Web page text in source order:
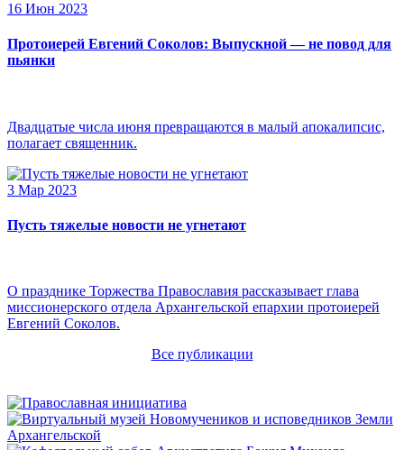
16 Июн 2023
Протоиерей Евгений Соколов: Выпускной — не повод для
пьянки
Двадцатые числа июня превращаются в малый апокалипсис,
полагает священник.
3 Мар 2023
Пусть тяжелые новости не угнетают
О празднике Торжества Православия рассказывает глава
миссионерского отдела Архангельской епархии протоиерей
Евгений Соколов.
Все публикации